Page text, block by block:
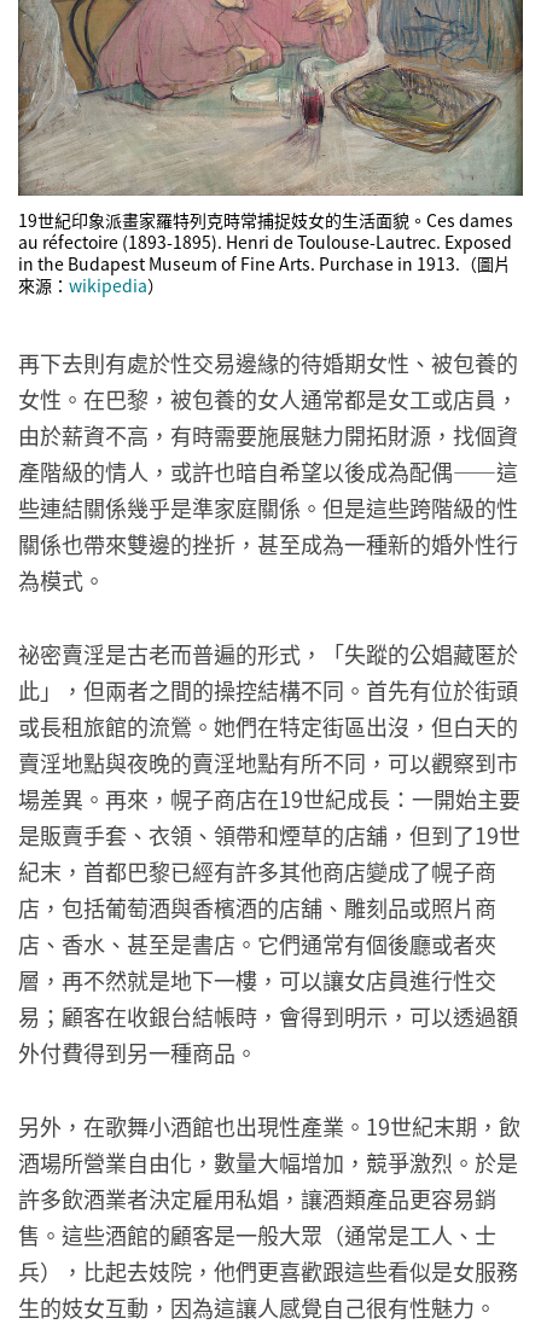
19世紀印象派畫家羅特列克時常捕捉妓女的生活面貌。Ces dames
au réfectoire (1893-1895). Henri de Toulouse-Lautrec. Exposed
in the Budapest Museum of Fine Arts. Purchase in 1913.（圖片
來源： wikipedia）
再下去則有處於性交易邊緣的待婚期女性、被包養的
女性。在巴黎，被包養的女人通常都是女工或店員，
由於薪資不高，有時需要施展魅力開拓財源，找個資
產階級的情人，或許也暗自希望以後成為配偶——這
些連結關係幾乎是準家庭關係。但是這些跨階級的性
關係也帶來雙邊的挫折，甚至成為一種新的婚外性行
為模式。
祕密賣淫是古老而普遍的形式，「失蹤的公娼藏匿於
此」，但兩者之間的操控結構不同。首先有位於街頭
或長租旅館的流鶯。她們在特定街區出沒，但白天的
賣淫地點與夜晚的賣淫地點有所不同，可以觀察到市
場差異。再來，幌子商店在19世紀成長：一開始主要
是販賣手套、衣領、領帶和煙草的店舖，但到了19世
紀末，首都巴黎已經有許多其他商店變成了幌子商
店，包括葡萄酒與香檳酒的店舖、雕刻品或照片商
店、香水、甚至是書店。它們通常有個後廳或者夾
層，再不然就是地下一樓，可以讓女店員進行性交
易；顧客在收銀台結帳時，會得到明示，可以透過額
外付費得到另一種商品。
另外，在歌舞小酒館也出現性產業。19世紀末期，飲
酒場所營業自由化，數量大幅增加，競爭激烈。於是
許多飲酒業者決定雇用私娼，讓酒類產品更容易銷
售。這些酒館的顧客是一般大眾（通常是工人、士
兵），比起去妓院，他們更喜歡跟這些看似是女服務
生的妓女互動，因為這讓人感覺自己很有性魅力。